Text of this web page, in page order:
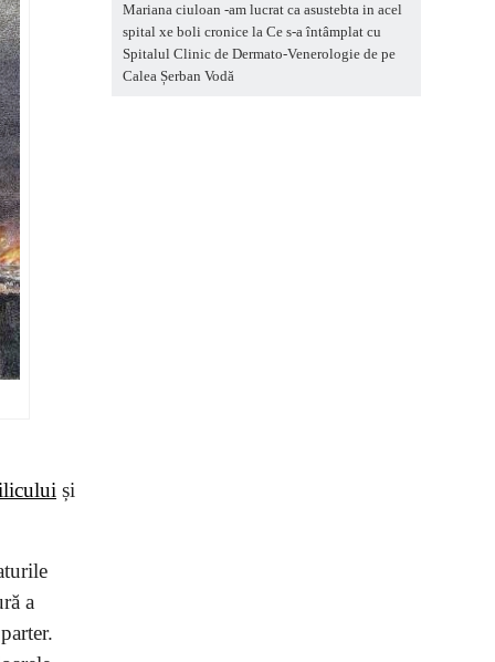
și
a
Mariana ciuloan -am lucrat ca asustebta in acel
spital xe boli cronice la Ce s-a întâmplat cu
Spitalul Clinic de Dermato-Venerologie de pe
Calea Șerban Vodă